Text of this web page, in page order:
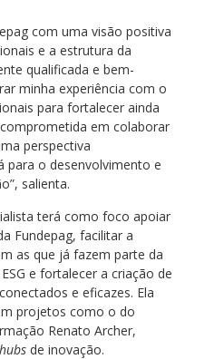
com uma visão positiva
e a estrutura da
qualificada e bem-
minha experiência com o
para fortalecer ainda
em colaborar
perspectiva
para o desenvolvimento e
salienta.
terá como foco apoiar
Fundepag, facilitar a
as que já fazem parte da
e fortalecer a criação de
e eficazes. Ela
projetos como o do
Renato Archer,
hubs de inovação.